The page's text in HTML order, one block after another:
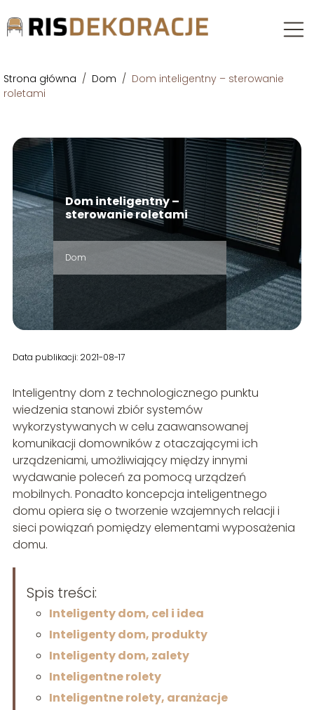
Strona główna / Dom / Dom inteligentny – sterowanie
roletami
Dom inteligentny –
sterowanie roletami
Dom
Data publikacji: 2021-08-17
Inteligentny dom z technologicznego punktu
wiedzenia stanowi zbiór systemów
wykorzystywanych w celu zaawansowanej
komunikacji domowników z otaczającymi ich
urządzeniami, umożliwiający między innymi
wydawanie poleceń za pomocą urządzeń
mobilnych. Ponadto koncepcja inteligentnego
domu opiera się o tworzenie wzajemnych relacji i
sieci powiązań pomiędzy elementami wyposażenia
domu.
Spis treści:
Inteligenty dom, cel i idea
Inteligenty dom, produkty
Inteligenty dom, zalety
Inteligentne rolety
Inteligentne rolety, aranżacje